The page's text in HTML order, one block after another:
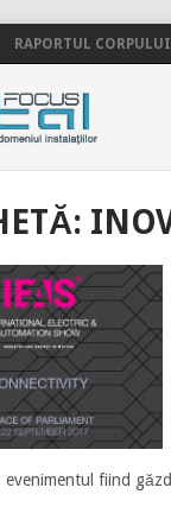
RAPORTUL
evenimentul fiind